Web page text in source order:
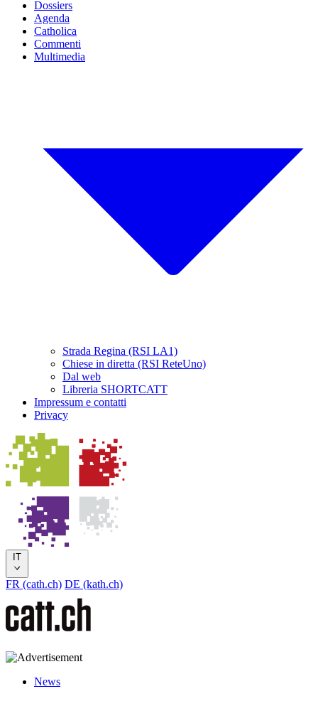
Dossiers
Agenda
Catholica
Commenti
Multimedia
Strada Regina (RSI LA1)
Chiese in diretta (RSI ReteUno)
Dal web
Libreria SHORTCATT
Impressum e contatti
Privacy
IT
FR (cath.ch) DE (kath.ch)
News